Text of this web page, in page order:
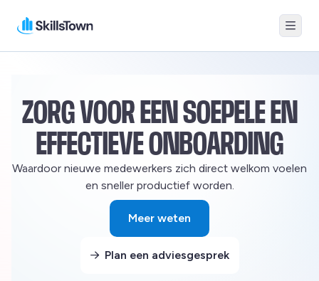
Menu
ZORG VOOR EEN SOEPELE EN
EFFECTIEVE ONBOARDING
Waardoor nieuwe medewerkers zich direct welkom voelen
en sneller productief worden.
Meer wetenDeze link gaat naar een
Plan een adviesgesprek